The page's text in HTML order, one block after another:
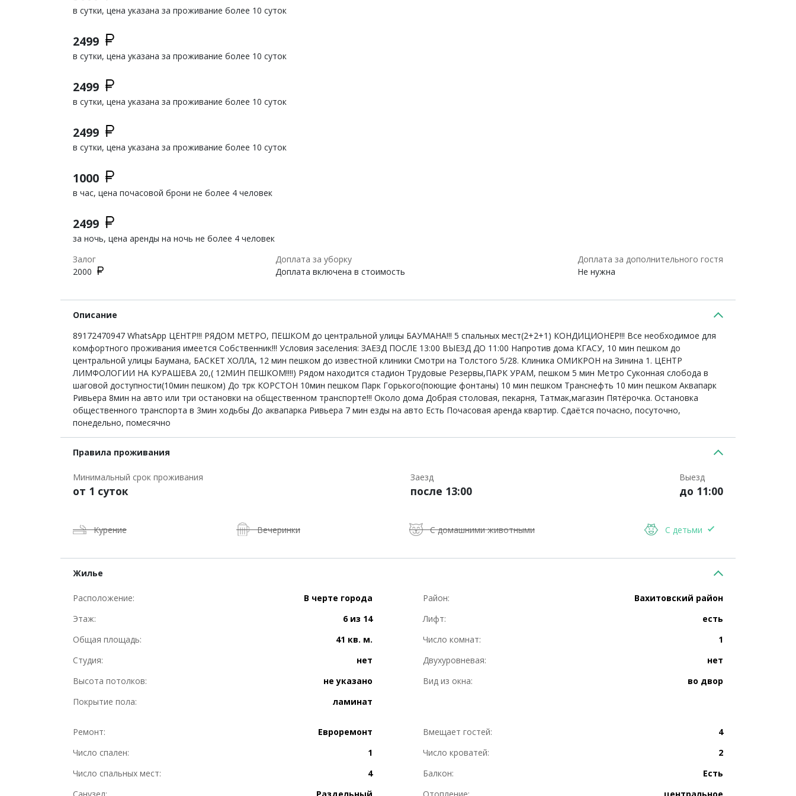
в сутки, цена указана за проживание более 10 суток
2499
в сутки, цена указана за проживание более 10 суток
2499
в сутки, цена указана за проживание более 10 суток
2499
в сутки, цена указана за проживание более 10 суток
1000
в час, цена почасовой брони не более 4 человек
2499
за ночь, цена аренды на ночь не более 4 человек
Залог
2000
Доплата за уборку
Доплата включена в стоимость
Доплата за дополнительного гостя
Не нужна
Описание
89172470947 WhatsApp ЦЕНТР!!! РЯДОМ МЕТРО, ПЕШКОМ до центральной улицы БАУМАНА!!! 5 спальных мест(2+2+1) КОНДИЦИОНЕР!!! Все необходимое для
комфортного проживания имеется Собственник!!! Условия заселения: ЗАЕЗД ПОСЛЕ 13:00 ВЫЕЗД ДО 11:00 Напротив дома КГАСУ, 10 мин пешком до
центральной улицы Баумана, БАСКЕТ ХОЛЛА, 12 мин пешком до известной клиники Смотри на Толстого 5/28. Клиника ОМИКРОН на Зинина 1. ЦЕНТР
ЛИМФОЛОГИИ НА КУРАШЕВА 20,( 12МИН ПЕШКОМ!!!!) Рядом находится стадион Трудовые Резервы,ПАРК УРАМ, пешком 5 мин Метро Суконная слобода в
шаговой доступности(10мин пешком) До трк КОРСТОН 10мин пешком Парк Горького(поющие фонтаны) 10 мин пешком Транснефть 10 мин пешком Аквапарк
Ривьера 8мин на авто или три остановки на общественном транспорте!!! Около дома Добрая столовая, пекарня, Татмак,магазин Пятёрочка. Остановка
общественного транспорта в 3мин ходьбы До аквапарка Ривьера 7 мин езды на авто Есть Почасовая аренда квартир. Сдаётся почасно, посуточно,
понедельно, помесячно
Правила проживания
Минимальный срок проживания
от 1 суток
Заезд
после 13:00
Выезд
до 11:00
Курение Вечеринки С домашними животными С детьми
Жилье
Расположение: В черте города Район:
Вахитовский район
Этаж:
6 из 14 Лифт:
есть
Общая площадь:
41 кв. м. Число комнат:
1
Студия:
нет Двухуровневая:
нет
Высота потолков:
не указано Вид из окна:
во двор
Покрытие пола:
ламинат
Ремонт: Евроремонт Вмещает гостей:
4
Число спален:
1 Число кроватей:
2
Число спальных мест:
4 Балкон:
Есть
Санузел:
Раздельный Отопление: центральное